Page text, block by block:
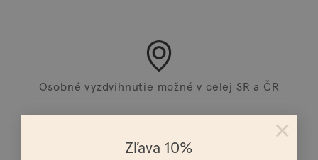
Zľava 10%
×
Osobné vyzdvihnutie možné v celej SR a ČR